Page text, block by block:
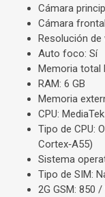
Cámara
Cámara
Resolución de
Auto foco: Sí
Memoria total
RAM: 6 GB
Memoria
CPU:
Tipo de CPU:
Cortex‑A55)
Sistema
Tipo de SIM:
2G GSM: 850 /